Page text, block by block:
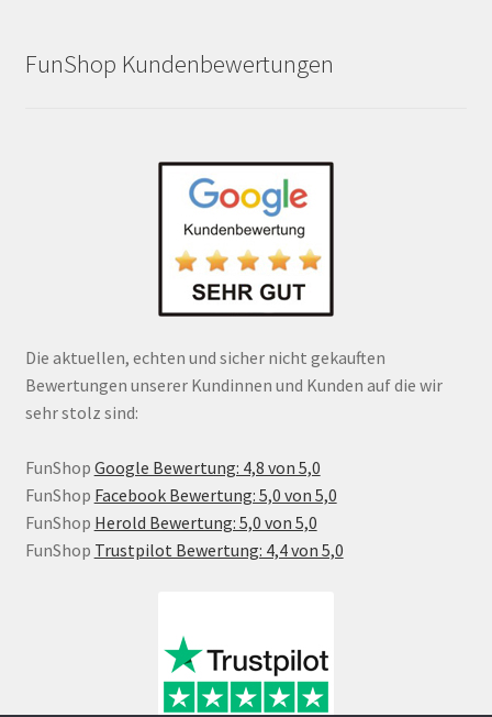
FunShop Kundenbewertungen
Die aktuellen, echten und sicher nicht gekauften
Bewertungen unserer Kundinnen und Kunden auf die wir
sehr stolz sind:
FunShop Google Bewertung: 4,8 von 5,0
FunShop Facebook Bewertung: 5,0 von 5,0
FunShop Herold Bewertung: 5,0 von 5,0
FunShop Trustpilot Bewertung: 4,4 von 5,0